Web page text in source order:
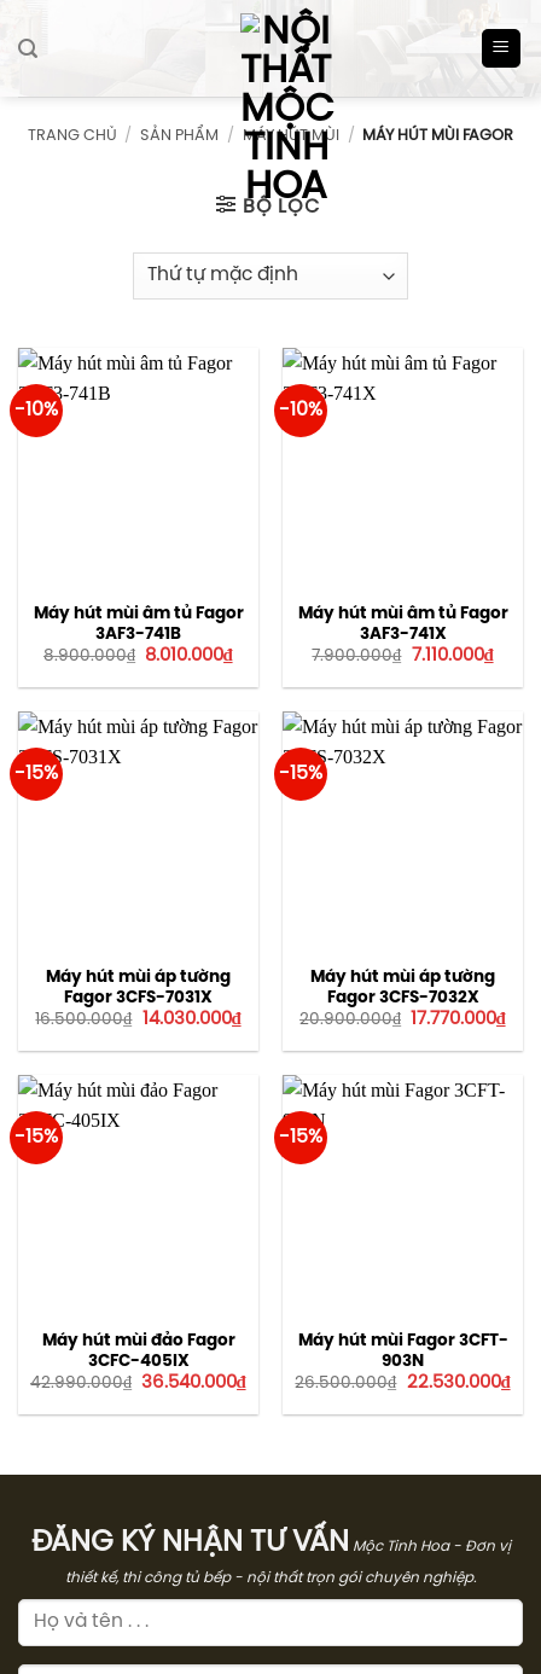
TRANG CHỦ / SẢN PHẨM / MÁY HÚT MÙI / MÁY HÚT MÙI FAGOR
BỘ LỌC
-10%
Máy hút mùi âm tủ Fagor
3AF3-741B
8.900.000₫
Giá
là:
8.010.000₫Giá
tại
8.010.000₫.
-10%
Máy hút mùi âm tủ Fagor
3AF3-741X
7.900.000₫
Giá
là:
7.110.000₫Giá
tại
-15%
Máy hút mùi áp tường
Fagor 3CFS-7031X
16.500.000₫
Giá
là:
14.030.000₫Giá
tại
14.030.000₫.
-15%
Máy hút mùi áp tường
Fagor 3CFS-7032X
20.900.000₫ Giá
là:
17.770.000₫Giá
tại
-15%
Máy hút mùi đảo Fagor
3CFC-405IX
42.990.000₫ Giá
là:
36.540.000₫Giá
tại
-15%
Máy hút mùi Fagor 3CFT-
903N
26.500.000₫
Giá
là:
22.530.000₫Giá
tại
ĐĂNG KÝ NHẬN TƯ VẤN
Mộc Tinh Hoa - Đơn vị
thiết kế, thi công tủ bếp - nội thất trọn gói chuyên nghiệp.